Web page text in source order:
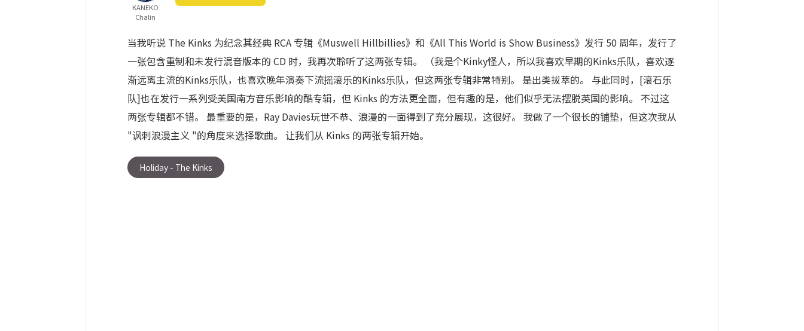
KANEKO
Chalin
当我听说 The Kinks 为纪念其经典 RCA 专辑《Muswell Hillbillies》和《All This World is Show Business》发行 50 周年，发行了
一张包含重制和未发行混音版本的 CD 时，我再次聆听了这两张专辑。 （我是个Kinky怪人，所以我喜欢早期的Kinks乐队，喜欢逐
渐远离主流的Kinks乐队，也喜欢晚年演奏下流摇滚乐的Kinks乐队，但这两张专辑非常特别。 是出类拔萃的。 与此同时，[滚石乐
队]也在发行一系列受美国南方音乐影响的酷专辑，但 Kinks 的方法更全面，但有趣的是，他们似乎无法摆脱英国的影响。 不过这
两张专辑都不错。 最重要的是，Ray Davies玩世不恭、浪漫的一面得到了充分展现，这很好。 我做了一个很长的铺垫，但这次我从
"讽刺浪漫主义 "的角度来选择歌曲。 让我们从 Kinks 的两张专辑开始。
Holiday - The Kinks